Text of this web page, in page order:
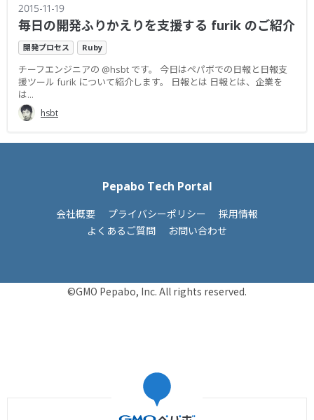
2015-11-19
毎日の開発ふりかえりを支援する furik のご紹介
開発プロセス Ruby
チーフエンジニアの @hsbt です。 今日はペパボでの日報と日報支
援ツール furik について紹介します。 日報とは 日報とは、企業を
は...
hsbt
Pepabo Tech Portal
会社概要 プライバシーポリシー
採用情報
よくあるご質問
お問い合わせ
©GMO Pepabo, Inc. All rights reserved.